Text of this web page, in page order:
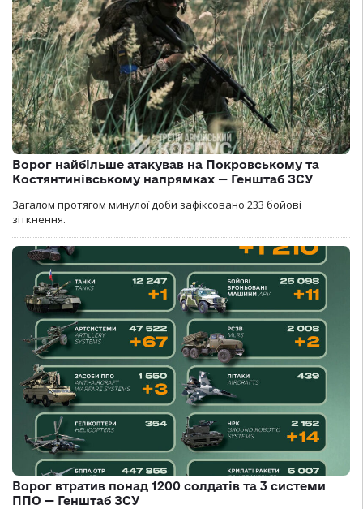
Ворог найбільше атакував на Покровському та
Костянтинівському напрямках — Генштаб ЗСУ
Загалом протягом минулої доби зафіксовано 233 бойові
зіткнення.
Ворог втратив понад 1200 солдатів та 3 системи
ППО — Генштаб ЗСУ